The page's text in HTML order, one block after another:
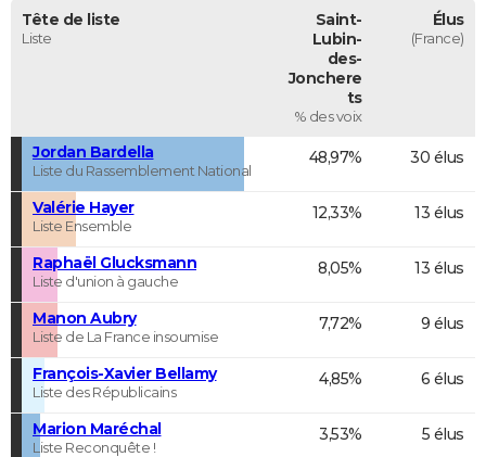
Tête de liste
Liste
Saint-
Lubin-
des-
Jonchere
ts
% des voix
Élus
(France)
Jordan Bardella
Liste du Rassemblement National
48,97% 30 élus
Valérie Hayer
Liste Ensemble
12,33% 13 élus
Raphaël Glucksmann
Liste d'union à gauche
8,05% 13 élus
Manon Aubry
Liste de La France insoumise
7,72% 9 élus
François-Xavier Bellamy
Liste des Républicains
4,85% 6 élus
Marion Maréchal
Liste Reconquête !
3,53% 5 élus